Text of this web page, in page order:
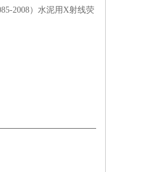
2008）水泥用X射线荧